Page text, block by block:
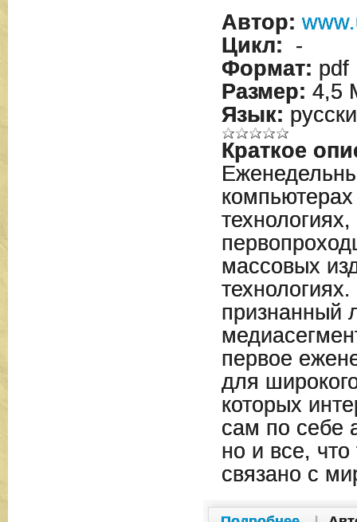
Автор:
Цикл: -
Формат: pdf
Размер: 4,5
Язык:
Краткое
массовых
признанный
первое
для
которых
сам по себе
но и все, что
связано с